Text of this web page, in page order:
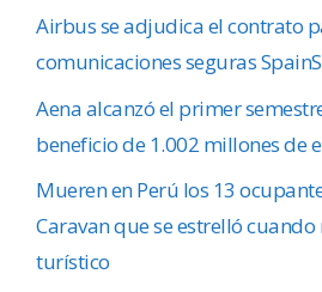
Airbus se adjudica el contrato
comunicaciones seguras
Aena alcanzó el primer
beneficio de 1.002 millones de
Mueren en Perú los 13
Caravan que se estrelló
turístico